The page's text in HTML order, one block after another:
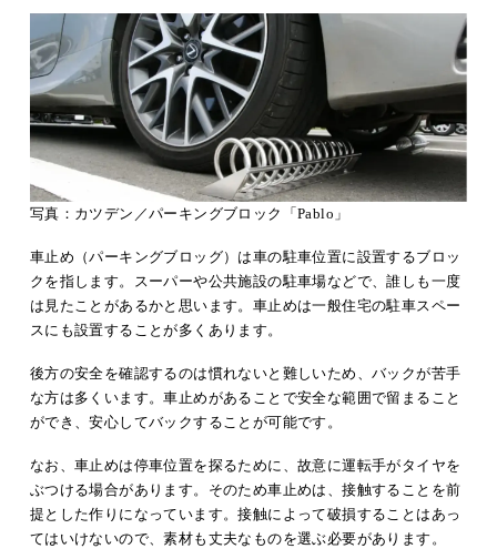
写真：カツデン／パーキングブロック「Pablo」
車止め（パーキングブロッグ）は車の駐車位置に設置するブロッ
クを指します。スーパーや公共施設の駐車場などで、誰しも一度
は見たことがあるかと思います。車止めは一般住宅の駐車スペー
スにも設置することが多くあります。
後方の安全を確認するのは慣れないと難しいため、バックが苦手
な方は多くいます。車止めがあることで安全な範囲で留まること
ができ、安心してバックすることが可能です。
なお、車止めは停車位置を探るために、故意に運転手がタイヤを
ぶつける場合があります。そのため車止めは、接触することを前
提とした作りになっています。接触によって破損することはあっ
てはいけないので、素材も丈夫なものを選ぶ必要があります。